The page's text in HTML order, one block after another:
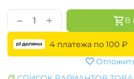
+
− В
4 платежа по 100 ₽